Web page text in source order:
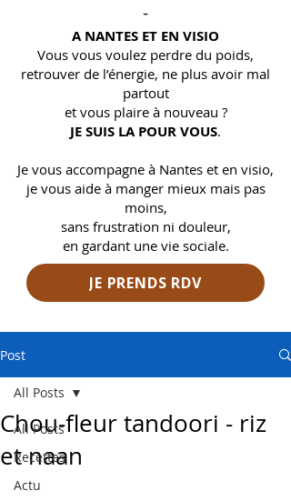
-
A NANTES ET EN VISIO
Vous vous voulez perdre du poids,
retrouver de l’énergie, ne plus avoir mal
partout
et vous plaire à nouveau ?
JE SUIS LA POUR VOUS.
Je vous accompagne à Nantes et en visio,
je vous aide à manger mieux mais pas
moins,
sans frustration ni douleur,
en gardant une vie sociale.
JE PRENDS RDV
Post
All Posts
Recettes
Actu
All Posts
Chou-fleur tandoori - riz
et naan